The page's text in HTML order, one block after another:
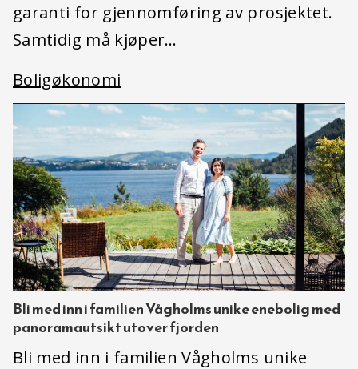
garanti for gjennomføring av prosjektet.
Samtidig må kjøper…
Boligøkonomi
Bli med inn i familien Vågholms unike enebolig med
panoramautsikt utover fjorden
Bli med inn i familien Vågholms unike